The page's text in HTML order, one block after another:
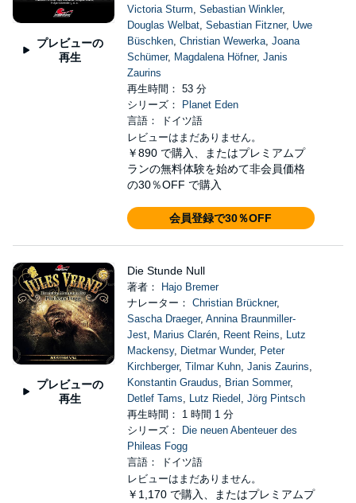
プレビューの
再生
Victoria Sturm, Sebastian Winkler,
Douglas Welbat, Sebastian Fitzner, Uwe
Büschken, Christian Wewerka, Joana
Schümer, Magdalena Höfner, Janis
Zaurins
再生時間： 53 分
シリーズ：
Planet Eden
言語： ドイツ語
レビューはまだありません。
￥890 で購入、またはプレミアムプ
ランの無料体験を始めて非会員価格
の30％OFF で購入
会員登録で30％OFF
プレビューの
再生
Die Stunde Null
著者：
Hajo Bremer
ナレーター： Christian Brückner,
Sascha Draeger, Annina Braunmiller-
Jest, Marius Clarén, Reent Reins, Lutz
Mackensy, Dietmar Wunder, Peter
Kirchberger, Tilmar Kuhn, Janis Zaurins,
Konstantin Graudus, Brian Sommer,
Detlef Tams, Lutz Riedel , Jörg Pintsch
再生時間： 1 時間 1 分
シリーズ：
Die neuen Abenteuer des
Phileas Fogg
言語： ドイツ語
レビューはまだありません。
￥1,170 で購入、またはプレミアムプ